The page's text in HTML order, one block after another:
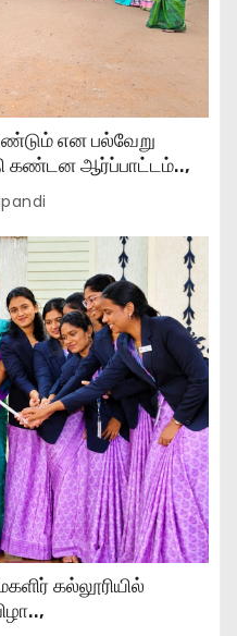
என பல்வேறு
கண்டன ஆர்ப்பாட்டம்..,
கல்லூரியில்